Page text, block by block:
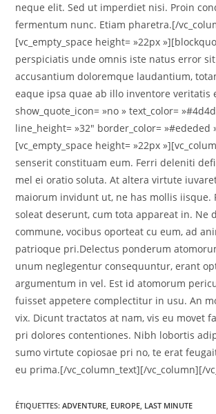
neque elit. Sed ut imperdiet nisi. Proin
fermentum nunc. Etiam pharetra.[/
[vc_empty_space height= »22px
perspiciatis unde omnis iste natus error
accusantium doloremque laudantium,
eaque ipsa quae ab illo inventore veritatis
show_quote_icon= »no » text_color=
line_height= »32″ border_color= »#ededed
[vc_empty_space height= »22px
senserit constituam eum. Ferri deleniti
mel ei oratio soluta. At altera virtute
maiorum invidunt ut, ne has mollis iisque.
soleat deserunt, cum tota appareat in. Ne
commune, vocibus oporteat cu eum, ad
patrioque pri.Delectus ponderum
unum neglegentur consequuntur, erant
argumentum in vel. Est id atomorum
fuisset appetere complectitur in usu. An
vix. Dicunt tractatos at nam, vis eu movet
pri dolores contentiones. Nibh lobortis
sumo virtute copiosae pri no, te erat
eu prima.[/vc_column_text][/vc_column][/
ÉTIQUETTES:ADVENTURE EUROPE LAST MINUTE